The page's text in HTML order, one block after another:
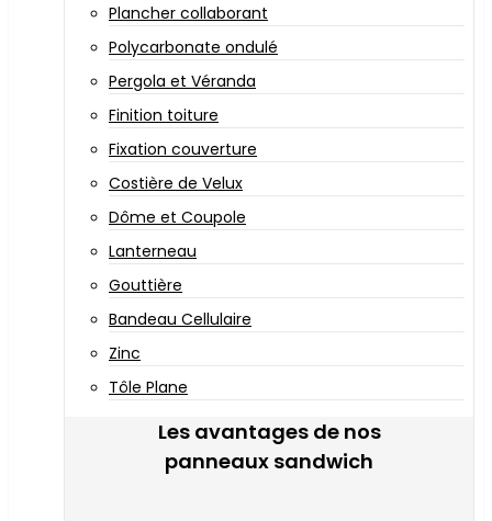
Plancher collaborant
Polycarbonate ondulé
Pergola et Véranda
Finition toiture
Fixation couverture
Costière de Velux
Dôme et Coupole
Lanterneau
Gouttière
Bandeau Cellulaire
Zinc
Tôle Plane
Les avantages de nos
panneaux sandwich